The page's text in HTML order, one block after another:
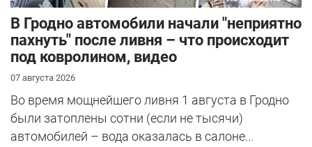
В Гродно автомобили начали "неприятно
пахнуть" после ливня – что происходит
под ковролином, видео
07 августа 2026
Во время мощнейшего ливня 1 августа в Гродно
были затоплены сотни (если не тысячи)
автомобилей – вода оказалась в салоне...